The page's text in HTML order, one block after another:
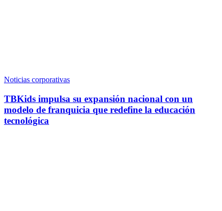
Noticias corporativas
TBKids impulsa su expansión nacional con un
modelo de franquicia que redefine la educación
tecnológica